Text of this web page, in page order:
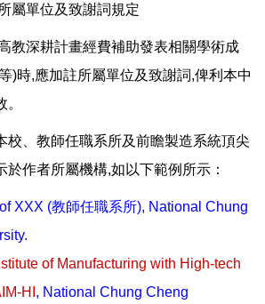
屬單位及致謝詞規定
教深耕計畫經費補助發表相關學術成
)時,應加註所屬單位及致謝詞,俾利本中
校、教師任職系所及前瞻製造系統頂尖
於作者所屬機構,如以下範例所示：
XXX (教師任職系所), National Chung
of Manufacturing with High-tech
HI , National Chung Cheng